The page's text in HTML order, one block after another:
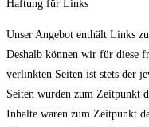
Haftung für Links
Unser Angebot enthält Links
Deshalb können wir für diese
verlinkten Seiten ist stets der
Seiten wurden zum Zeitpunkt
Inhalte waren zum Zeitpunkt